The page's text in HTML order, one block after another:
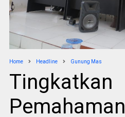
Home Headline Gunung Mas
Tingkatkan
Pemahaman